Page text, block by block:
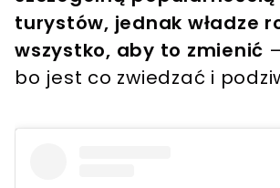
turystów, jednak władze
wszystko, aby to zmienić
bo jest co zwiedzać i